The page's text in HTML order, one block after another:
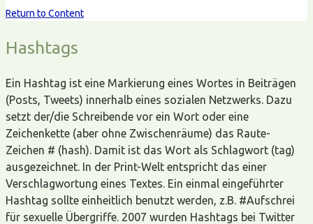
Return to Content
Hashtags
Ein Hashtag ist eine Markierung eines Wortes in Beiträgen
(Posts, Tweets) innerhalb eines sozialen Netzwerks. Dazu
setzt der/die Schreibende vor ein Wort oder eine
Zeichenkette (aber ohne Zwischenräume) das Raute-
Zeichen # (hash). Damit ist das Wort als Schlagwort (tag)
ausgezeichnet. In der Print-Welt entspricht das einer
Verschlagwortung eines Textes. Ein einmal eingeführter
Hashtag sollte einheitlich benutzt werden, z.B. #Aufschrei
für sexuelle Übergriffe. 2007 wurden Hashtags bei Twitter